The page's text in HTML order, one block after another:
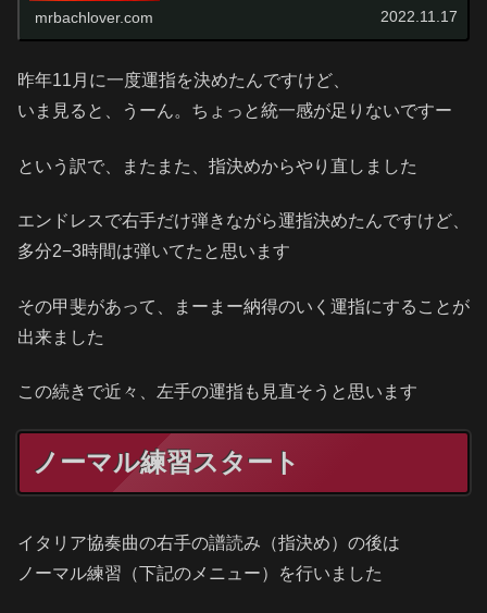
mrbachlover.com 2022.11.17
昨年11月に一度運指を決めたんですけど、
いま見ると、うーん。ちょっと統一感が足りないですー
という訳で、またまた、指決めからやり直しました
エンドレスで右手だけ弾きながら運指決めたんですけど、
多分2−3時間は弾いてたと思います
その甲斐があって、まーまー納得のいく運指にすることが
出来ました
この続きで近々、左手の運指も見直そうと思います
ノーマル練習スタート
イタリア協奏曲の右手の譜読み（指決め）の後は
ノーマル練習（下記のメニュー）を行いました